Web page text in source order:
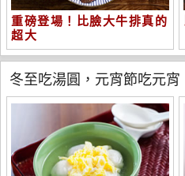
重磅登場！比臉大牛排真的
超大
冬至吃湯圓，元宵節吃元宵